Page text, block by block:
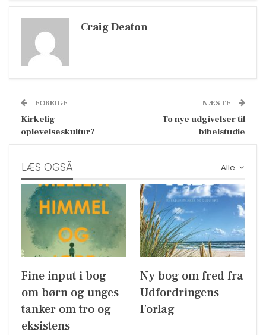
Craig Deaton
FORRIGE
Kirkelig
oplevelseskultur?
NÆSTE
To nye udgivelser til
bibelstudie
Alle
LÆS OGSÅ
Fine input i bog
om børn og unges
tanker om tro og
eksistens
Ny bog om fred fra
Udfordringens
Forlag